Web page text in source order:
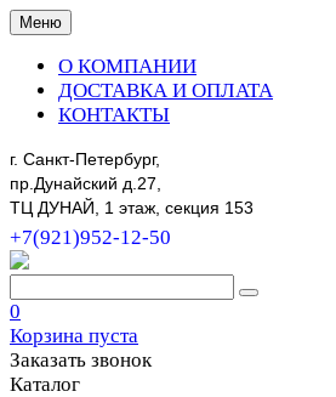
Меню
О КОМПАНИИ
ДОСТАВКА И ОПЛАТА
КОНТАКТЫ
г. Санкт-Петербург,
пр.Дунайский д.27,
ТЦ ДУНАЙ, 1 этаж, секция 153
+7(921)952-12-50
0
Корзина пуста
Заказать звонок
Каталог